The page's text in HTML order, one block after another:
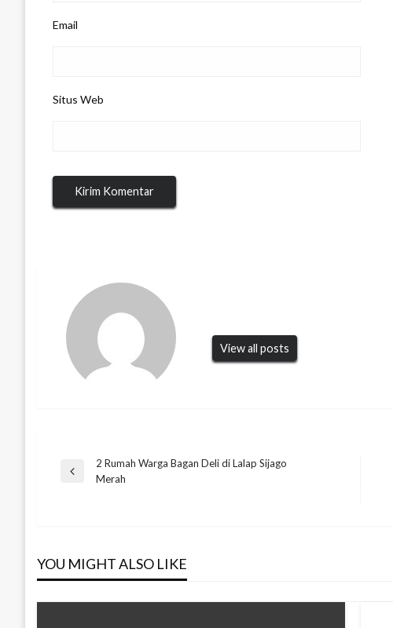
Email
Situs Web
View all posts
Navigasi
Previous
2 Rumah Warga Bagan Deli di Lalap Sijago
Merah
YOU MIGHT ALSO LIKE